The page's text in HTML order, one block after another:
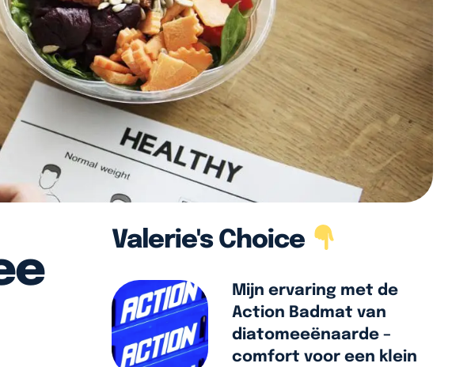
Valerie's Choice
Mijn ervaring met de
Action Badmat van
diatomeeënaarde –
comfort voor een klein